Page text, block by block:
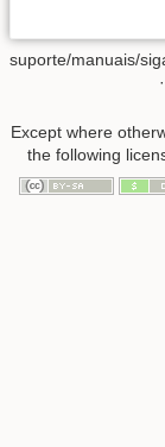
suporte/manuais/
Except where
the following